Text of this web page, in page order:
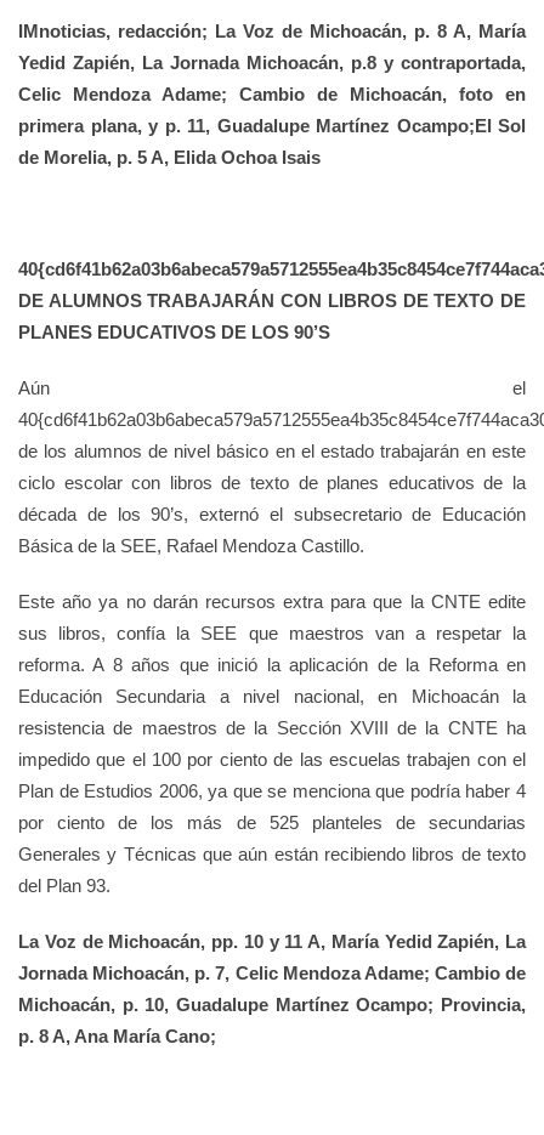
IMnoticias, redacción; La Voz de Michoacán, p. 8 A, María
Yedid Zapién, La Jornada Michoacán, p.8 y contraportada,
Celic Mendoza Adame; Cambio de Michoacán, foto en
primera plana, y p. 11, Guadalupe Martínez Ocampo;El Sol
de Morelia, p. 5 A, Elida Ochoa Isais
DE ALUMNOS TRABAJARÁN CON LIBROS DE TEXTO DE
PLANES EDUCATIVOS DE LOS 90’S
Aún el
de los alumnos de nivel básico en el estado trabajarán en este
ciclo escolar con libros de texto de planes educativos de la
década de los 90’s, externó el subsecretario de Educación
Básica de la SEE, Rafael Mendoza Castillo.
Este año ya no darán recursos extra para que la CNTE edite
sus libros, confía la SEE que maestros van a respetar la
reforma. A 8 años que inició la aplicación de la Reforma en
Educación Secundaria a nivel nacional, en Michoacán la
resistencia de maestros de la Sección XVIII de la CNTE ha
impedido que el 100 por ciento de las escuelas trabajen con el
Plan de Estudios 2006, ya que se menciona que podría haber 4
por ciento de los más de 525 planteles de secundarias
Generales y Técnicas que aún están recibiendo libros de texto
del Plan 93.
La Voz de Michoacán, pp. 10 y 11 A, María Yedid Zapién, La
Jornada Michoacán, p. 7, Celic Mendoza Adame; Cambio de
Michoacán, p. 10, Guadalupe Martínez Ocampo; Provincia,
p. 8 A, Ana María Cano;